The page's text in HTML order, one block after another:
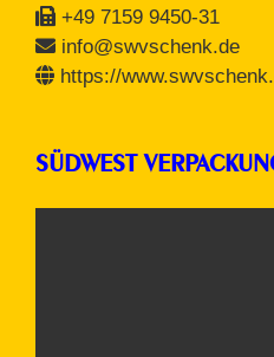
+49 7159 9450-31
info@swvschenk.de
https://
SÜDWEST